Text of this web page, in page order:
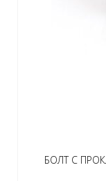
БОЛТ С